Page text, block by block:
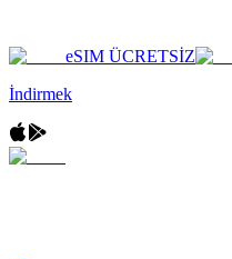
eSIM ÜCRETSİZ
İndirmek